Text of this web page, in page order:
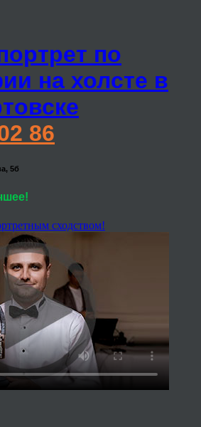
по
на холсте в
86
5б
сходством!